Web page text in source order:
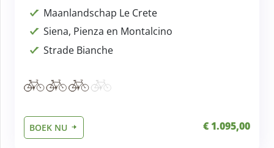
Maanlandschap Le Crete
Siena, Pienza en Montalcino
Strade Bianche
BOEK NU € 1.095,00